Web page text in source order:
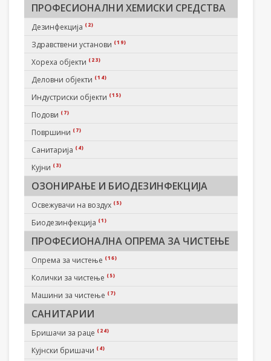
ПРОФЕСИОНАЛНИ ХЕМИСКИ СРЕДСТВА
Дезинфекција (2)
Здравствени установи (19)
Хореха објекти (23)
Деловни објекти (14)
Индустриски објекти (15)
Подови (7)
Површини (7)
Санитарија (4)
Кујни (3)
ОЗОНИРАЊЕ И БИОДЕЗИНФЕКЦИЈА
Освежувачи на воздух (5)
Биодезинфекција (1)
ПРОФЕСИОНАЛНА ОПРЕМА ЗА ЧИСТЕЊЕ
Опрема за чистење (16)
Колички за чистење (5)
Машини за чистење (7)
САНИТАРИИ
Бришачи за раце (24)
Кујнски бришачи (4)